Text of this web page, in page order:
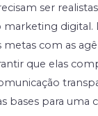
ser
marketing digital.
com as
que elas
bases para uma